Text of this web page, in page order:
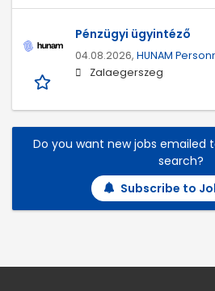
Pénzügyi ügyintéző
04.08.2026, HUNAM
Zalaegerszeg
Do you want new jobs emailed
search?
Subscribe to